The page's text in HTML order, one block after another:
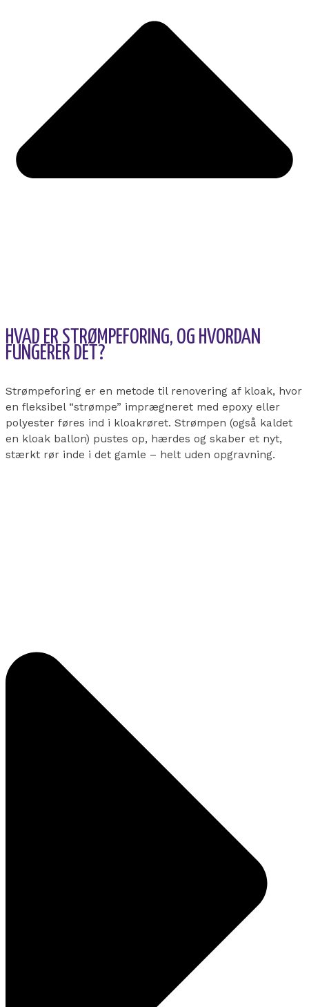
HVAD ER STRØMPEFORING, OG HVORDAN
FUNGERER DET?
Strømpeforing er en metode til renovering af kloak, hvor
en fleksibel “strømpe” imprægneret med epoxy eller
polyester føres ind i kloakrøret. Strømpen (også kaldet
en kloak ballon) pustes op, hærdes og skaber et nyt,
stærkt rør inde i det gamle – helt uden opgravning.